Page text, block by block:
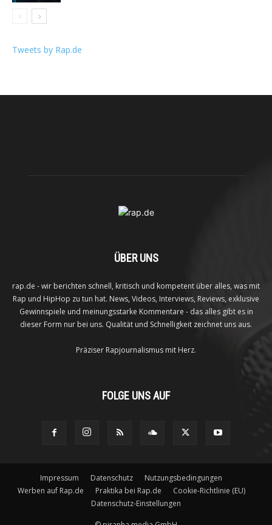
Tweets by Rap.de
ÜBER UNS
rap.de - wir berichten schnell, kritisch und kompetent über alles, was mit
Rap und HipHop zu tun hat. News, Videos, Interviews, Reviews, exklusive
Gewinnspiele und meinungsstarke Kommentare - das alles gibt es in
dieser Form nur bei uns. Qualität und Schnelligkeit zeichnet uns aus.
Präziser Rapjournalismus mit Herz.
FOLGE UNS AUF
Impressum Datenschutz
Nutzungsbedingungen
Werben auf Rap.de
Praktika bei Rap.de
Cookie-Richtlinie (EU)
Datenschutz-Einstellungen